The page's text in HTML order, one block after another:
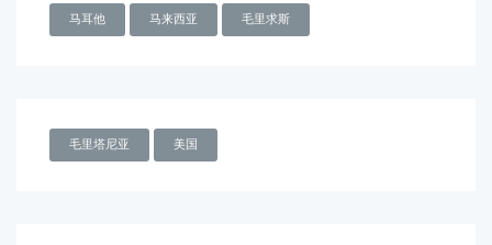
马耳他 马来西亚 毛里求斯
毛里塔尼亚 美国